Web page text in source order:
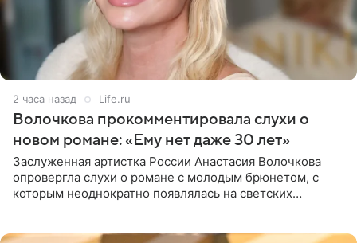
2 часа назад Life.ru
Волочкова прокомментировала слухи о
новом романе: «Ему нет даже 30 лет»
Заслуженная артистка России Анастасия Волочкова
опровергла слухи о романе с молодым брюнетом, с
которым неоднократно появлялась на светских